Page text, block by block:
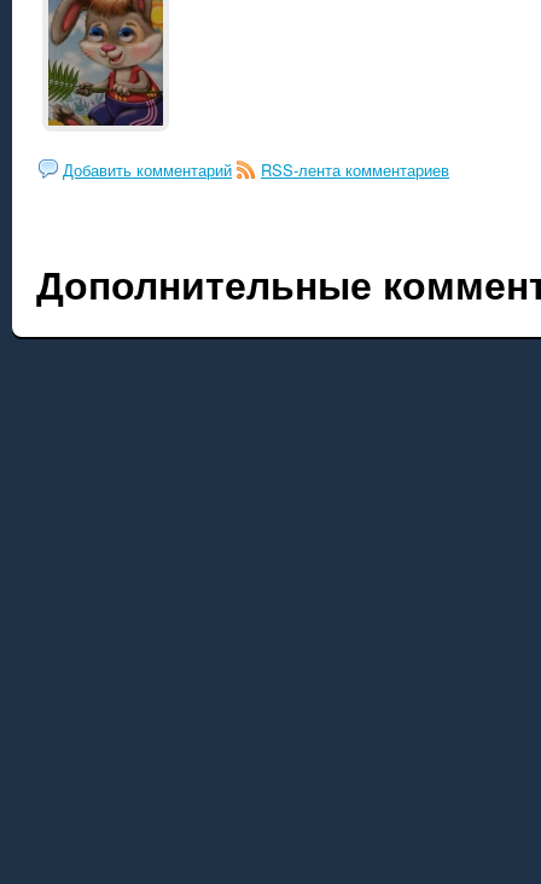
Добавить комментарий RSS-лента комментариев
Дополнительные